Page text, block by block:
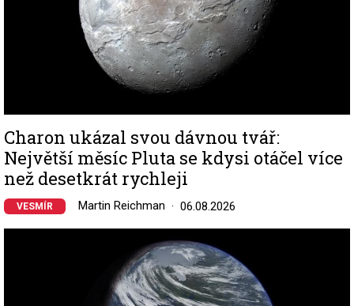
Charon ukázal svou dávnou tvář:
Největší měsíc Pluta se kdysi otáčel více
než desetkrát rychleji
VESMÍR Martin Reichman 06.08.2026